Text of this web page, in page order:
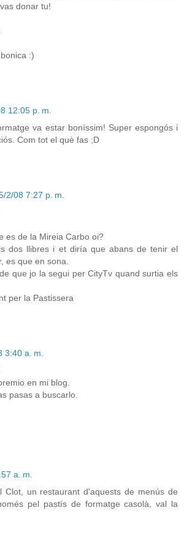
donar tu!
:)
12:05 p. m.
va estar boníssim! Super espongós i
Com tot el què fas ;D
2/08 7:27 p. m.
es de la Mireia Carbo oi?
dos llibres i et diría que abans de tenir el
es que en sona.
que jo la segui per CityTv quand surtia els
per la Pastissera
3:40 a. m.
en mi blog.
pasas a buscarlo.
a. m.
Clot, un restaurant d'aquests de menús de
pel pastís de formatge casolà, val la